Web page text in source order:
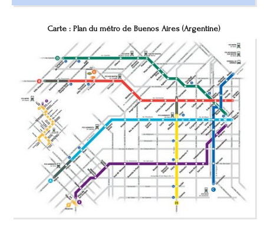
Carte : Plan du métro de Buenos Aires (Argentine)